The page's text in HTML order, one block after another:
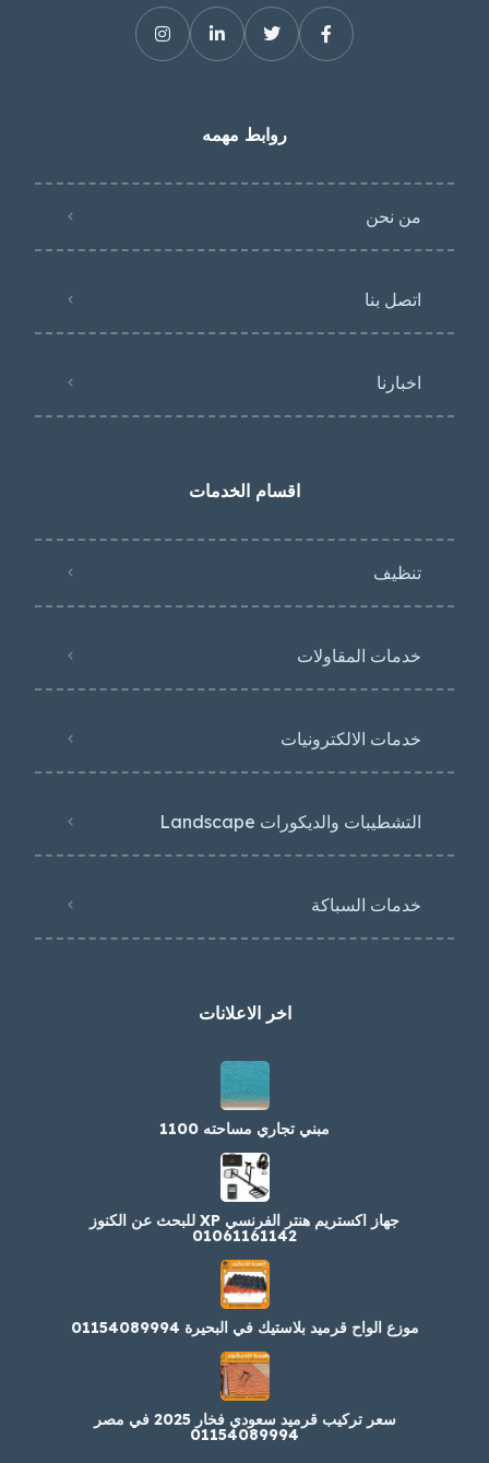
روابط مهمه
من نحن
اتصل بنا
اخبارنا
اقسام الخدمات
تنظيف
خدمات المقاولات
خدمات الالكترونيات
التشطيبات والديكورات Landscape
خدمات السباكة
اخر الاعلانات
مبني تجاري مساحته 1100
جهاز اكستريم هنتر الفرنسي XP للبحث عن الكنوز
01061161142
موزع الواح قرميد بلاستيك في البحيرة 01154089994
سعر تركيب قرميد سعودي فخار 2025 في مصر
01154089994